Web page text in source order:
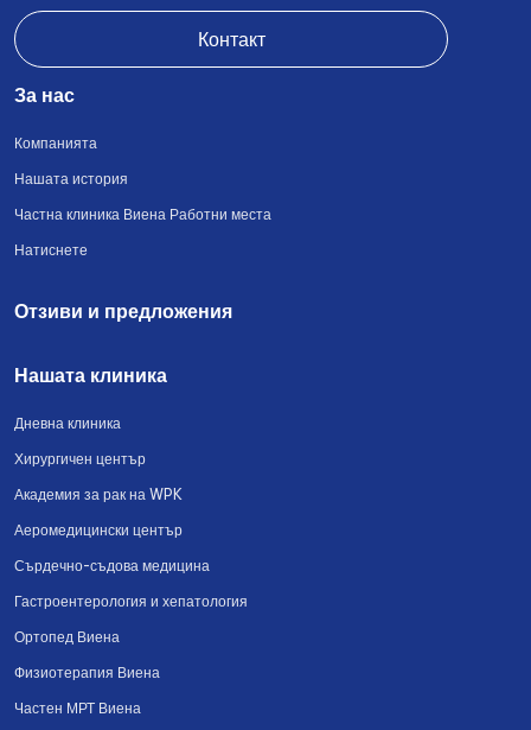
Контакт
За нас
Компанията
Нашата история
Частна клиника Виена Работни места
Натиснете
Отзиви и предложения
Нашата клиника
Дневна клиника
Хирургичен център
Академия за рак на WPK
Аеромедицински център
Сърдечно-съдова медицина
Гастроентерология и хепатология
Ортопед Виена
Физиотерапия Виена
Частен МРТ Виена